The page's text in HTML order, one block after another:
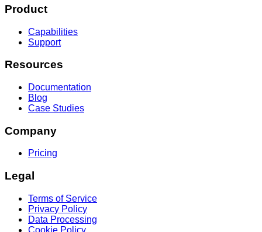
Product
Capabilities
Support
Resources
Documentation
Blog
Case Studies
Company
Pricing
Legal
Terms of Service
Privacy Policy
Data Processing
Cookie Policy